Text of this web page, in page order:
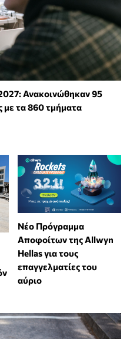
Ανακοινώθηκαν 95
με τα 860 τμήματα
Νέο Πρόγραμμα
Αποφοίτων της Allwyn
Hellas για τους
επαγγελματίες του
αύριο